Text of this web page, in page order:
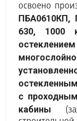
освоено
ПБА0610КП,
630, 1000
с
кабины